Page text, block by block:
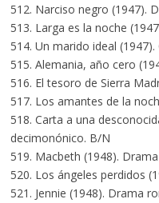
512. Narciso negro (1947).
513. Larga es la noche
514. Un marido ideal
515. Alemania, año cero
516. El tesoro de Sierra
517. Los amantes de la
518. Carta a una
decimonónico. B/N
519. Macbeth (1948).
520. Los ángeles perdidos
521. Jennie (1948). Drama